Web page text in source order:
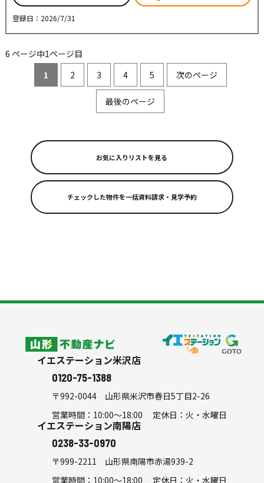
登録日：2026/7/31
6 ページ中1ページ目
1
2 3 4 5 次のページ
最後のページ
お気に入りリストを見る
山形不動産ナビ
イエステーション米沢店
0120-75-1388
〒992-0044
山形県米沢市春日5丁目2-26
営業時間：10:00～18:00 定休日：火・水曜日
イエステーション南陽店
0238-33-0970
〒999-2211
山形県南陽市赤湯939-2
営業時間：10:00～18:00 定休日：火・水曜日